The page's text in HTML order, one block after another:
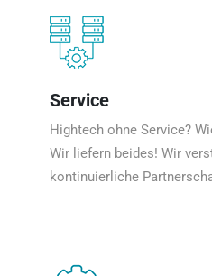
Service
Hightech ohne Service?
Wir liefern beides! Wir
kontinuierliche